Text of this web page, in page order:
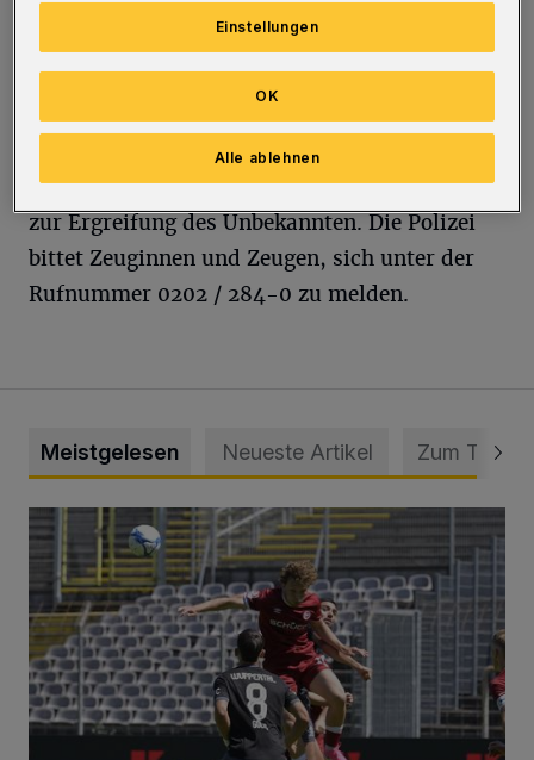
Verletzung erlitt. Mit seiner Beute flüchtete
der Räuber in Richtung Oststraße. Der
Kriminelle war mit einer blauen Jeans und
einem grauen Anorak bekleidet.
Die Fahndung der Polizei führte bislang nicht
zur Ergreifung des Unbekannten. Die Polizei
bittet Zeuginnen und Zeugen, sich unter der
Rufnummer 0202 / 284-0 zu melden.
Meistgelesen Neueste Artikel Zum Thema
WSV: Übertragung im Barmer Bahnhof und klare Ansage
Einstellungen
Alle ablehnen
OK